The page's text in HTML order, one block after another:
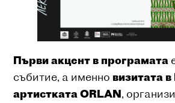
Първи акцент в програмата
събитие, а именно визитата
артистката ORLAN,